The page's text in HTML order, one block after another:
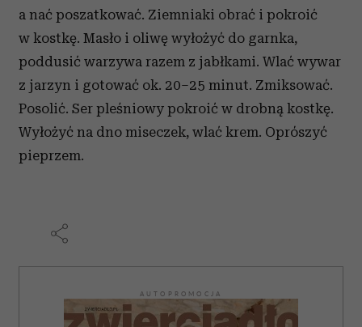
a nać poszatkować. Ziemniaki obrać i pokroić
w kostkę. Masło i oliwę wyłożyć do garnka,
poddusić warzywa razem z jabłkami. Wlać wywar
z jarzyn i gotować ok. 20–25 minut. Zmiksować.
Posolić. Ser pleśniowy pokroić w drobną kostkę.
Wyłożyć na dno miseczek, wlać krem. Oprószyć
pieprzem.
AUTOPROMOCJA